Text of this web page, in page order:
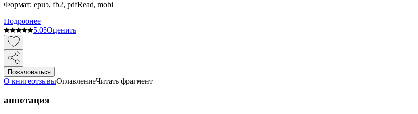
Формат: epub, fb2, pdfRead, mobi
Подробнее
5.05Оценить
Пожаловаться
О книгеотзывыОглавлениеЧитать фрагмент
аннотация